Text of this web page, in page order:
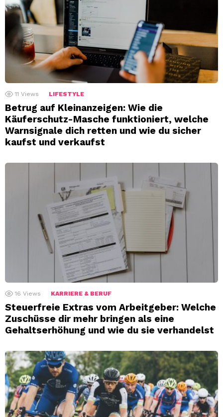
11 Views LIFESTYLE
Betrug auf Kleinanzeigen: Wie die
Käuferschutz-Masche funktioniert, welche
Warnsignale dich retten und wie du sicher
kaufst und verkaufst
16 Views KARRIERE & BERUF
Steuerfreie Extras vom Arbeitgeber: Welche
Zuschüsse dir mehr bringen als eine
Gehaltserhöhung und wie du sie verhandelst